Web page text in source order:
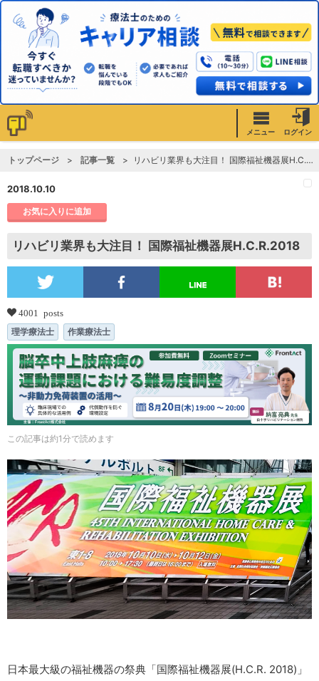
メニュー ログイン
トップページ 記事一覧 リハビリ業界も大注目！ 国際福祉機器展H.C.R.2018
2018.10.10
お気に入りに追加
リハビリ業界も大注目！ 国際福祉機器展H.C.R.2018
4001 posts
理学療法士 作業療法士
この記事は約1分で読めます
日本最大級の福祉機器の祭典「国際福祉機器展(H.C.R. 2018)」